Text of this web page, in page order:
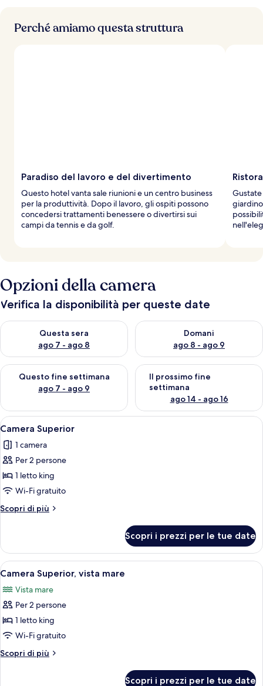
Perché amiamo questa struttura
Paradiso del lavoro e del divertimento
Questo hotel vanta sale riunioni e un centro business
per la produttività. Dopo il lavoro, gli ospiti possono
concedersi trattamenti benessere o divertirsi sui
campi da tennis e da golf.
Opzioni della camera
Verifica la disponibilità per queste date
Questa sera
ago 7 - ago 8
Verifica la disponibilità per questa sera, ago 7 - ago 8
Domani
ago 8 - ago 9
Verifica la disponibilità per
Questo fine settimana
ago 7 - ago 9
Verifica la disponibilità per questo fine settimana, ago 7 - ago
Il prossimo fine
settimana
ago 14 - ago 16
Verifica la disponibilità per il
Apri
tutte
le
foto
per
Camera
Superior
Una camera d'albergo con un letto
3
Camera Superior
1 camera
Per 2 persone
1 letto king
Wi-Fi gratuito
Scopri di più
Altri
Superior
Scopri i prezzi per le tue date
Apri
tutte
le
foto
per
Camera
Superior,
vista
Una camera d'albergo con un letto,
2
Camera Superior, vista mare
Vista mare
Per 2 persone
1 letto king
Wi-Fi gratuito
Scopri di più
Altri
Scopri i prezzi per le tue date